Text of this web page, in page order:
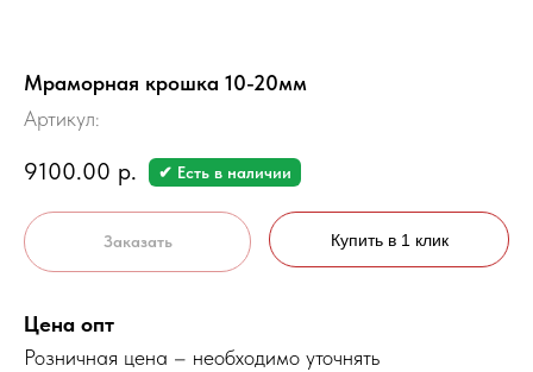
Мраморная крошка 10-20мм
Артикул:
9100.00 р. ✔ Есть в наличии
Заказать Купить в 1 клик
Цена опт
Розничная цена – необходимо уточнять